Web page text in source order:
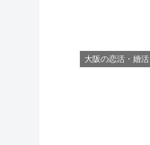
大阪の恋活・婚活